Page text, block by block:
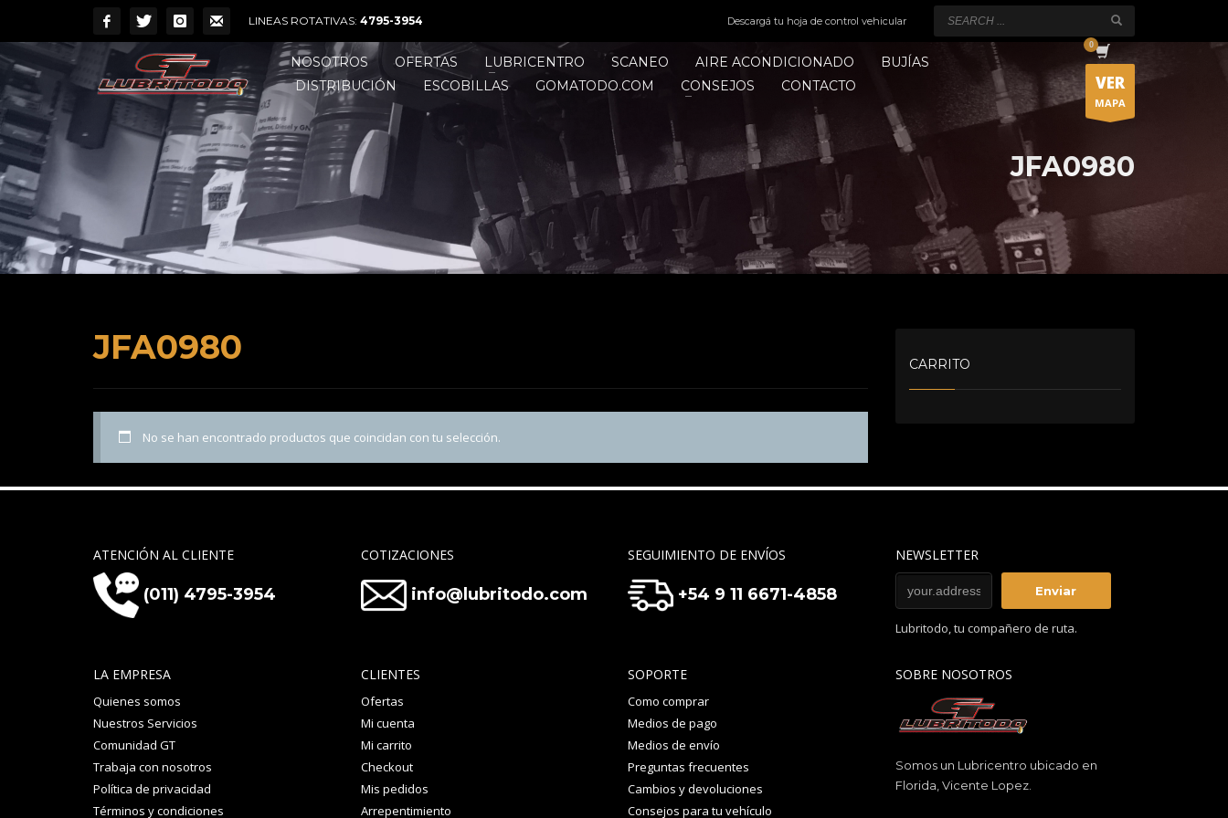
LINEAS ROTATIVAS: 4795-3954 Descargá tu hoja de control vehicular
NOSOTROS OFERTAS LUBRICENTRO SCANEO AIRE ACONDICIONADO
BUJÍAS
DISTRIBUCIÓN
ESCOBILLAS GOMATODO.COM CONSEJOS CONTACTO VER
MAPA
JFA0980
JFA0980
No se han encontrado productos que coincidan con tu selección.
CARRITO
ATENCIÓN AL CLIENTE
(011) 4795-3954
COTIZACIONES
info@lubritodo.com
SEGUIMIENTO DE ENVÍOS
+54 9 11 6671-4858
NEWSLETTER
Lubritodo, tu compañero de ruta.
LA EMPRESA
Quienes somos
Nuestros Servicios
Comunidad GT
Trabaja con nosotros
Política de privacidad
Términos y condiciones
CLIENTES
Ofertas
Mi cuenta
Mi carrito
Checkout
Mis pedidos
Arrepentimiento
SOPORTE
Como comprar
Medios de pago
Medios de envío
Preguntas frecuentes
Cambios y devoluciones
Consejos para tu vehículo
SOBRE NOSOTROS
Somos un Lubricentro ubicado en
Florida, Vicente Lopez.